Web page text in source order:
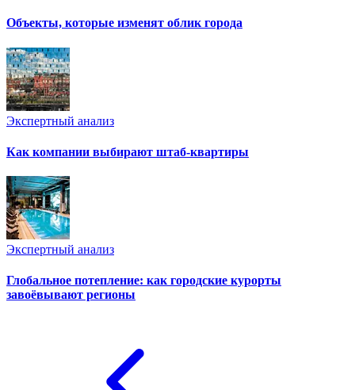
Объекты, которые изменят облик города
Экспертный анализ
Как компании выбирают штаб-квартиры
Экспертный анализ
Глобальное потепление: как городские курорты
завоёвывают регионы